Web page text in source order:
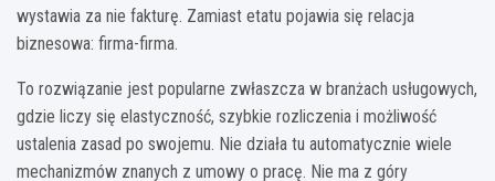
wystawia za nie fakturę. Zamiast etatu pojawia się relacja
biznesowa: firma-firma.
To rozwiązanie jest popularne zwłaszcza w branżach usługowych,
gdzie liczy się elastyczność, szybkie rozliczenia i możliwość
ustalenia zasad po swojemu. Nie działa tu automatycznie wiele
mechanizmów znanych z umowy o pracę. Nie ma z góry